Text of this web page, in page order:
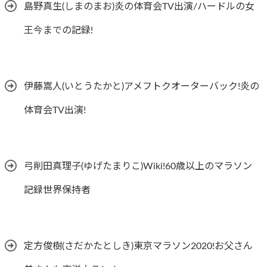
島野真生(しまのまお)炎の体育会TV出演/ハードルの女
王今までの記録!
伊藤嵩人(いとうたかと)アメフトクオーターバック!炎の
体育会TV出演!
弓削田真理子(ゆげたまりこ)Wiki!60歳以上のマラソン
記録世界保持者
定方俊樹(さだかたとしき)東京マラソン2020!お父さん